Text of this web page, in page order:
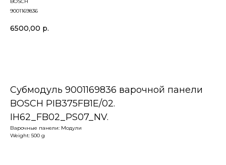
9001169836
6500,00 р.
Субмодуль 9001169836 варочной панели
BOSCH PIB375FB1E/02.
IH62_FB02_PS07_NV.
Варочные панели: Модули
Weight: 500 g